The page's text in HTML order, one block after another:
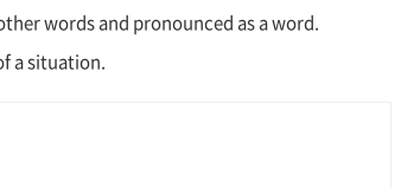
words and pronounced as a word.
a situation.